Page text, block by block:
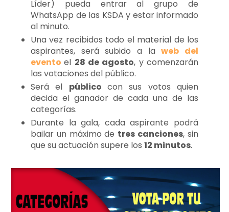
Líder) pueda entrar al grupo de
WhatsApp de las KSDA y estar informado
al minuto.
Una vez recibidos todo el material de los
aspirantes, será subido a laweb del
evento el 28 de agosto, y comenzarán
las votaciones del público.
Será el públicocon sus votos quien
decida el ganador de cada una de las
categorías.
Durante la gala, cada aspirante podrá
bailar un máximo de tres canciones, sin
que su actuación supere los 12 minutos.